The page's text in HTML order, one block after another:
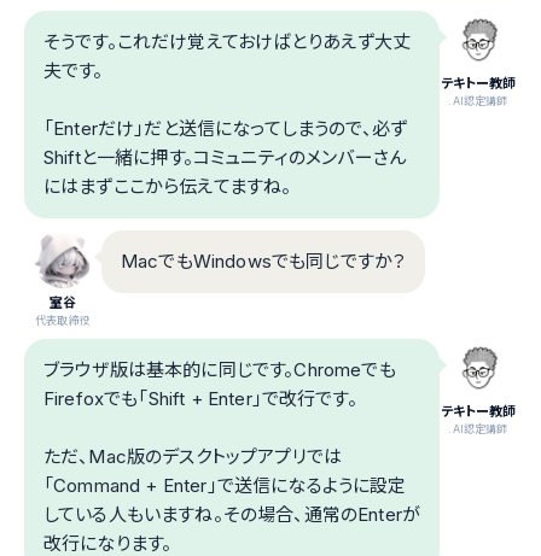
テキトー教師
.AI認定講師
そうです。これだけ覚えておけばとりあえず大丈
夫です。
「Enterだけ」だと送信になってしまうので、必ず
Shiftと一緒に押す。コミュニティのメンバーさん
にはまずここから伝えてますね。
室谷
代表取締役
MacでもWindowsでも同じですか？
テキトー教師
.AI認定講師
ブラウザ版は基本的に同じです。Chromeでも
Firefoxでも「Shift + Enter」で改行です。
ただ、Mac版のデスクトップアプリでは
「Command + Enter」で送信になるように設定
している人もいますね。その場合、通常のEnterが
改行になります。